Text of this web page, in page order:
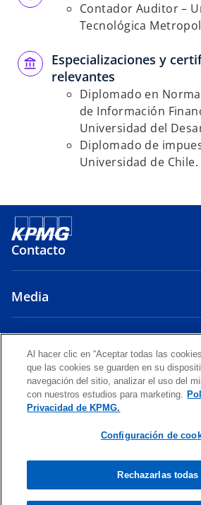
Contador Auditor –
Tecnológica
Especializaciones y
relevantes
Diplomado en
de Información
Universidad del
Diplomado de
Universidad de Chile.
Contacto
Media
s
e
r
e
e
n
s
e
r
e
e
n
LegalPolítica de Privacidad
© 2026 KPMG Auditores Consultores
chilena por acciones, ambas firmas miembro
de firmas miembro de KPMG afiliadas a
Al hacer clic en “Aceptar todas las
que las cookies se guarden en su
navegación del sitio, analizar el uso del
con nuestros estudios para marketing.
Privacidad de KPMG.
Configuración de
Rechazarlas todas